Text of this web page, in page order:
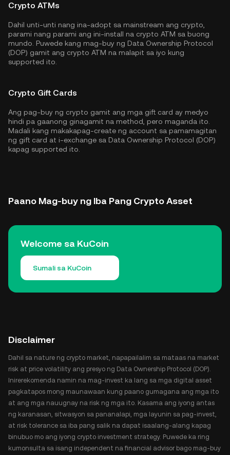
Crypto ATMs
Dahil unti-unti nang ina-adopt sa mainstream ang crypto,
parami nang parami ang ini-install na crypto ATM sa buong
mundo. Puwede kang mag-buy ng Data Ownership Protocol
(DOP) gamit ang crypto ATM na malapit sa iyo kung
supported ito.
Crypto Gift Cards
Ang pag-buy ng crypto gamit ang mga gift card ay medyo
hindi pa gaanong ginagamit na method, pero maganda ito.
Madali kang makakapag-create ng account sa pamamagitan
ng gift card at i-exchange sa Data Ownership Protocol (DOP)
kapag supported ito.
Paano Mag-buy ng Iba Pang Crypto Asset
Welcome sa KuCoin
Sumali sa KuCoin
Disclaimer
Dahil sa nature ng crypto market, napapailalim sa mataas na market
risk at price volatility ang presyo ng Data Ownership Protocol (DOP).
Inirerekomenda namin na mag-invest ka lang sa mga digital asset
pagkatapos mong maunawaan kung paano gumagana ang mga ito
at ang mga nauugnay na risk ng mga ito. Kasama ang iyong antas
ng karanasan, sitwasyon sa pananalapi, mga layunin sa pag-invest,
at risk tolerance sa iba pang salik na dapat isaalang-alang kapag
binubuo mo ang iyong crypto investment strategy. Puwede ka ring
kumonsulta sa isang independent na financial advisor bago mag-buy